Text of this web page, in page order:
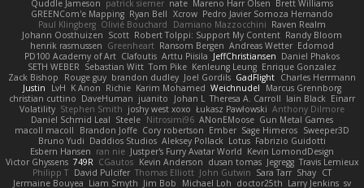
Quddle Jameson patrick siemer nate Mareno Harr Olsen Brett Williams
GREENCom'e Mapping Ryan Bell Xcrow Pedro Javier Somoza Hernando
Paul Klingberg Olivié Bouchard Damiano Mazzocchini Raven Realm
Johann Oosthuizen Scott Robert Tolppi: Support My Content Randy Bloom
henrik rasmussen Greenheart Ransom Bergen Andreas Wetter Edomod
PD100 Academy of Art Clafoutis Arttu Piisila JeffChristiansen Daniel Phakos
SETH WEBER Sebastian Witt Tom Pike Kenleung Leung Enrique Gonzalez
Zack Bishop
Rouge guy brandon dudley Joel Gordils GadFlight Charles Herrmann
Justin
LvH K Anon Richie Karim Mohamed Weichnudel
Marcus Grennborg
christian cuttino DaveHuman juanito Johan L Theresa A. Carroll Iain Black Einarr
Volatility Stephen Smith joshy west xoxo Łukasz Pawłowski Anthony Dilmore
Daniel Schmid Leal Steele Nitrosimi96 ANonEMoose Gun Metal Games
macoll macoll
Brandon Joffe Cory robertson Ember Sage Himeros Sweeper3D
Bruno Yudi Daddios Studios Aleksey Pollack Lotus Fabrizio Guidotti
Esbern Hansen ran nie Justper's Furry Avatar World Kevin LomondDesign
Victor Ghyssens 749R CGautos Kevin Anderson dusan tomas Jegregg Travis Lemieux
Philipp T David Pulcifer Thomas Elliott John Gutwin Sara Tarr Shay CT
Jermaine Bouyea Liam Smyth Jim Bob Michael Loh doctor25th Larry Jenkins sv